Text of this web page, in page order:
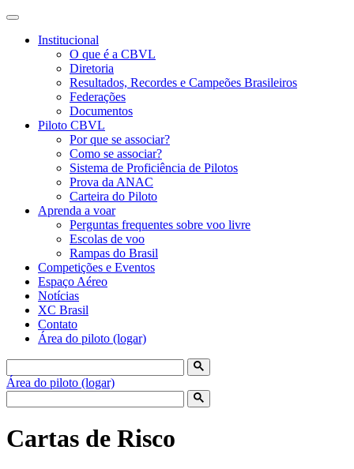
Institucional
O que é a CBVL
Diretoria
Resultados, Recordes e Campeões Brasileiros
Federações
Documentos
Piloto CBVL
Por que se associar?
Como se associar?
Sistema de Proficiência de Pilotos
Prova da ANAC
Carteira do Piloto
Aprenda a voar
Perguntas frequentes sobre voo livre
Escolas de voo
Rampas do Brasil
Competições e Eventos
Espaço Aéreo
Notícias
XC Brasil
Contato
Área do piloto (logar)
Área do piloto (logar)
Cartas de Risco